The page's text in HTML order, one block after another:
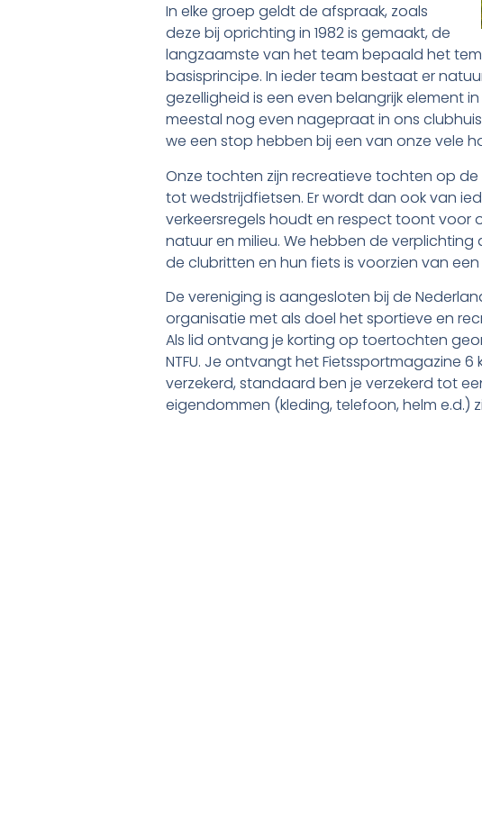
In elke groep geldt de afspraak, zoals
deze bij oprichting in 1982 is gemaakt, de
langzaamste van het team bepaald het
basisprincipe. In ieder team bestaat er
gezelligheid is een even belangrijk element
meestal nog even nagepraat in ons
we een stop hebben bij een van onze vele
Onze tochten zijn recreatieve tochten op
tot wedstrijdfietsen. Er wordt dan ook van
verkeersregels houdt en respect toont voor
natuur en milieu. We hebben de
de clubritten en hun fiets is voorzien van
De vereniging is aangesloten bij de
organisatie met als doel het sportieve en
Als lid ontvang je korting op toertochten
NTFU. Je ontvangt het Fietssportmagazine 6
verzekerd, standaard ben je verzekerd tot
eigendommen (kleding, telefoon, helm e.d.)